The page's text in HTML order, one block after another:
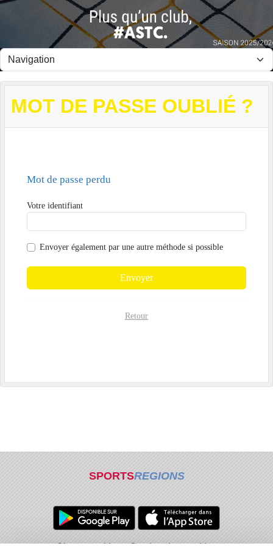
MOT DE PASSE OUBLIÉ ?
Mot de passe perdu
Votre identifiant
Envoyer également par une autre méthode si possible
Envoyer
Retour
SPORTSREGIONS
Panneau de gestion des cookies